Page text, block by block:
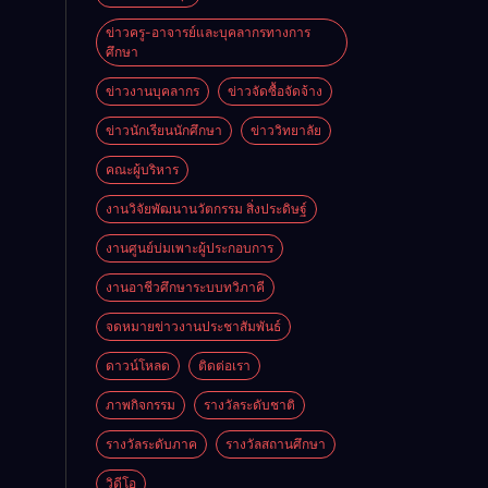
ข่าวครู-อาจารย์และบุคลากรทางการ
ศึกษา
ข่าวงานบุคลากร ข่าวจัดซื้อจัดจ้าง
ข่าวนักเรียนนักศึกษา ข่าววิทยาลัย
คณะผู้บริหาร
งานวิจัยพัฒนานวัตกรรม สิ่งประดิษฐ์
งานศูนย์บ่มเพาะผู้ประกอบการ
งานอาชีวศึกษาระบบทวิภาคี
จดหมายข่าวงานประชาสัมพันธ์
ดาวน์โหลด ติดต่อเรา
ภาพกิจกรรม รางวัลระดับชาติ
รางวัลระดับภาค รางวัลสถานศึกษา
วิดีโอ